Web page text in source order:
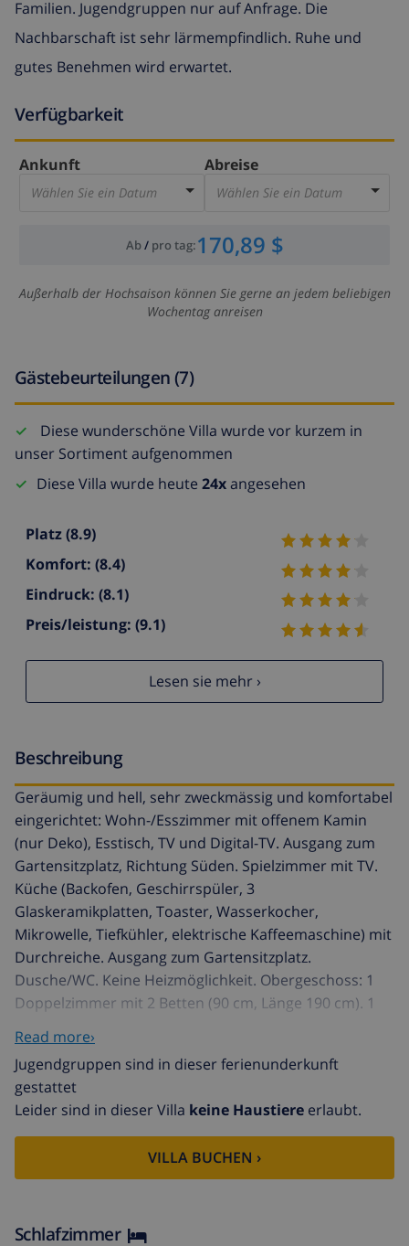
Familien. Jugendgruppen nur auf Anfrage. Die
Nachbarschaft ist sehr lärmempfindlich. Ruhe und
gutes Benehmen wird erwartet.
Verfügbarkeit
Ankunft
Wählen Sie ein Datum
Abreise
Wählen Sie ein Datum
Ab/ pro tag:170,89 $
Außerhalb der Hochsaison können Sie gerne an jedem beliebigen
Wochentag anreisen
Gästebeurteilungen (7)
Diese wunderschöne Villa wurde vor kurzem in
unser Sortiment aufgenommen
Diese Villa wurde heute 24xangesehen
Platz(8.9)
Komfort: (8.4)
Eindruck: (8.1)
Preis/leistung: (9.1)
Lesen sie mehr ›
Beschreibung
Geräumig und hell, sehr zweckmässig und komfortabel
eingerichtet: Wohn-/Esszimmer mit offenem Kamin
(nur Deko), Esstisch, TV und Digital-TV. Ausgang zum
Gartensitzplatz, Richtung Süden. Spielzimmer mit TV.
Küche (Backofen, Geschirrspüler, 3
Glaskeramikplatten, Toaster, Wasserkocher,
Mikrowelle, Tiefkühler, elektrische Kaffeemaschine) mit
Durchreiche. Ausgang zum Gartensitzplatz.
Dusche/WC. Keine Heizmöglichkeit. Obergeschoss: 1
Doppelzimmer mit 2 Betten (90 cm, Länge 190 cm). 1
mit 2 Betten (90 cm, Länge 190 cm). 1 Zimmer mit 1
franz. Bett (150 cm, Länge 190 cm). Ausgang zur Loggia.
Dusche/WC. Terrassenmöbel, Gartengrill, Liegestühle.
Sicht auf die Ortschaft und den Wald. Zur Verfügung:
Waschmaschine, Bügeleisen, Kinderhochstuhl,
Babybett bis 2 Jahre, Haartrockner. Internet (WLAN,
gratis). Bitte beachten: TV nur ES. HUTG-039851
Grosses, gemütliches, rustikales Terrassenhaus
Read more›
Jugendgruppen sind in dieser ferienunderkunft
gestattet
Leider sind in dieser Villa keine Haustiere erlaubt.
VILLA BUCHEN ›
Schlafzimmer